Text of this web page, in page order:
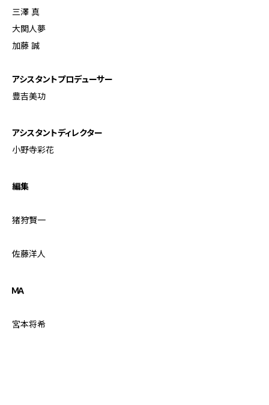
三澤 真
大関人夢
加藤 誠
アシスタントプロデューサー
豊吉美功
アシスタントディレクター
小野寺彩花
編集
猪狩賢一
佐藤洋人
ＭＡ
宮本将希